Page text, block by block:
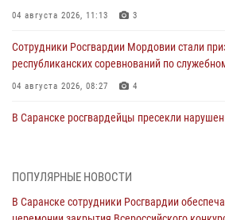
04 августа 2026, 11:13 3
Сотрудники Росгвардии Мордовии стали
республиканских соревнований по
04 августа 2026, 08:27 4
В Саранске росгвардейцы пресекли
нанесение побоев
ПОПУЛЯРНЫЕ НОВОСТИ
В Саранске сотрудники Росгвардии